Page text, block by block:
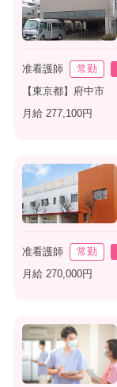
准看護師 常勤
【東京都】府中市
月給 277,100円
准看護師 常勤
月給 270,000円